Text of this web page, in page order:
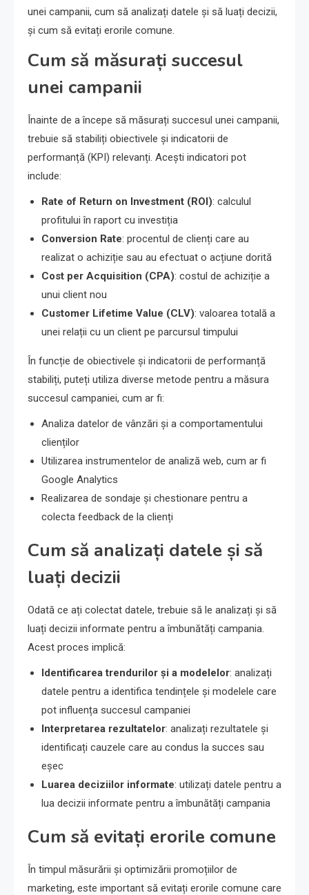
unei campanii, cum să analizați datele și să luați decizii,
și cum să evitați erorile comune.
Cum să măsurați succesul
unei campanii
Înainte de a începe să măsurați succesul unei campanii,
trebuie să stabiliți obiectivele și indicatorii de
performanță (KPI) relevanți. Acești indicatori pot
include:
Rate of Return on Investment (ROI): calculul
profitului în raport cu investiția
Conversion Rate: procentul de clienți care au
realizat o achiziție sau au efectuat o acțiune dorită
Cost per Acquisition (CPA): costul de achiziție a
unui client nou
Customer Lifetime Value (CLV): valoarea totală a
unei relații cu un client pe parcursul timpului
În funcție de obiectivele și indicatorii de performanță
stabiliți, puteți utiliza diverse metode pentru a măsura
succesul campaniei, cum ar fi:
Analiza datelor de vânzări și a comportamentului
clienților
Utilizarea instrumentelor de analiză web, cum ar fi
Google Analytics
Realizarea de sondaje și chestionare pentru a
colecta feedback de la clienți
Cum să analizați datele și să
luați decizii
Odată ce ați colectat datele, trebuie să le analizați și să
luați decizii informate pentru a îmbunătăți campania.
Acest proces implică:
Identificarea trendurilor și a modelelor: analizați
datele pentru a identifica tendințele și modelele care
pot influența succesul campaniei
Interpretarea rezultatelor: analizați rezultatele și
identificați cauzele care au condus la succes sau
eșec
Luarea deciziilor informate: utilizați datele pentru a
lua decizii informate pentru a îmbunătăți campania
Cum să evitați erorile comune
În timpul măsurării și optimizării promoțiilor de
marketing, este important să evitați erorile comune care